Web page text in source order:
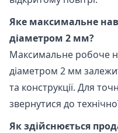
Яке максимальне
діаметром 2 мм?
Максимальне робоче
діаметром 2 мм
та конструкції. Для
звернутися до
Як здійснюється